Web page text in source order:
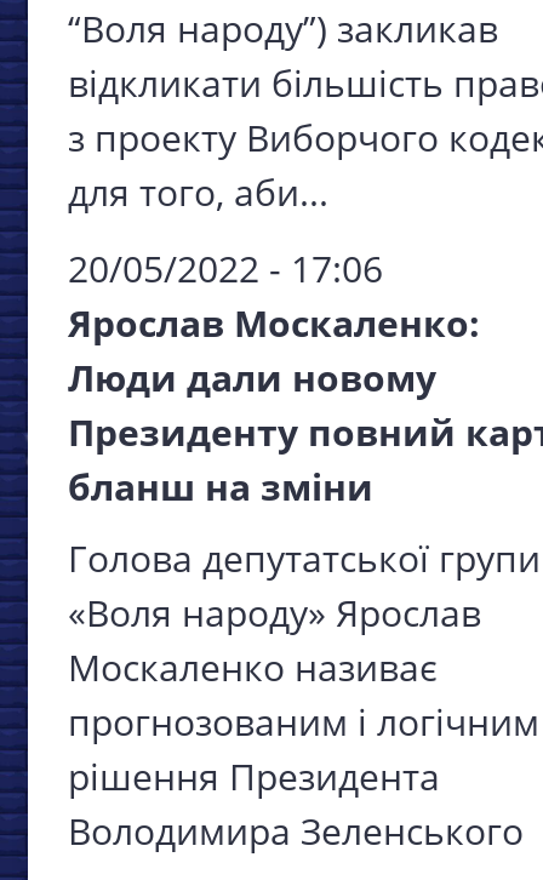
“Воля народу”) закликав
відкликати більшість
з проекту Виборчого
для того, аби...
20/05/2022 - 17:06
Ярослав Москаленко:
Люди дали новому
Президенту повний
бланш на зміни
Голова депутатської групи
«Воля народу» Ярослав
Москаленко називає
прогнозованим і логічним
рішення Президента
Володимира Зеленського